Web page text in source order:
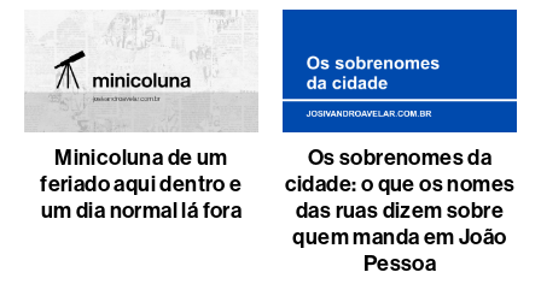
Minicoluna de um
feriado aqui dentro e
um dia normal lá fora
Os sobrenomes da
cidade: o que os nomes
das ruas dizem sobre
quem manda em João
Pessoa